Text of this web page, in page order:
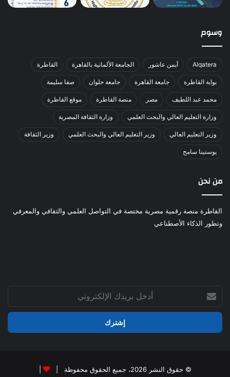
وسوم
Alqatera أيمن عاشور الجامعة الألمانية بالقاهرة القاطرة
بوابة القاطرة جامعة القاهرة جامعة حلوان صفا سليمة
محمد عبد اللطيف مصر منصة القاطرة موقع القاطرة
وزارة التعليم العالي والبحث العلمي وزارة الثقافة المصرية
وزير التعليم العالي وزير التعليم العالي والبحث العلمي وزير الثقافة
يوستينا سامح
من نحن
القاطرة منصة رقمية مصرية مختصة في التواصل العلمي والثقافي والمعرفي
وتطور الذكاء الأصطناعي
بريدك
الإلكتروني
© حقوق النشر 2026، جميع الحقوق محفوظة |